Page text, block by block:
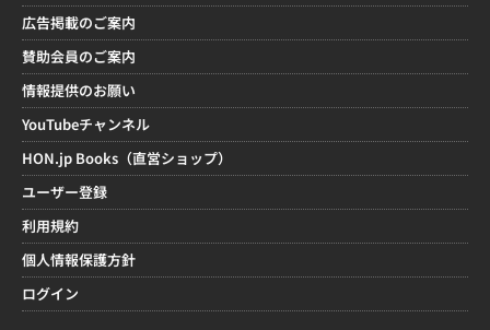
広告掲載のご案内
賛助会員のご案内
情報提供のお願い
YouTubeチャンネル
HON.jp Books（直営ショップ）
ユーザー登録
利用規約
個人情報保護方針
ログイン